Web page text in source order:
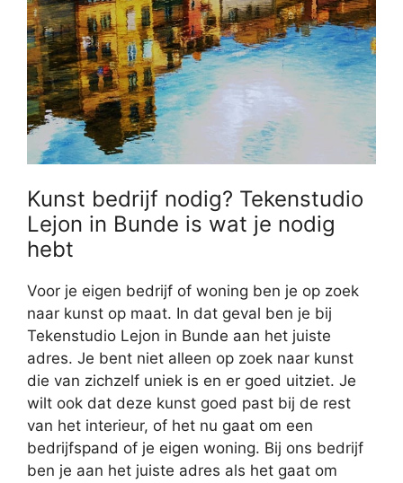
Kunst bedrijf nodig? Tekenstudio
Lejon in Bunde is wat je nodig
hebt
Voor je eigen bedrijf of woning ben je op zoek
naar kunst op maat. In dat geval ben je bij
Tekenstudio Lejon in Bunde aan het juiste
adres. Je bent niet alleen op zoek naar kunst
die van zichzelf uniek is en er goed uitziet. Je
wilt ook dat deze kunst goed past bij de rest
van het interieur, of het nu gaat om een
bedrijfspand of je eigen woning. Bij ons bedrijf
ben je aan het juiste adres als het gaat om